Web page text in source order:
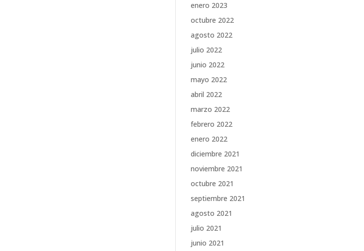
enero 2023
octubre 2022
agosto 2022
julio 2022
junio 2022
mayo 2022
abril 2022
marzo 2022
febrero 2022
enero 2022
diciembre 2021
noviembre 2021
octubre 2021
septiembre 2021
agosto 2021
julio 2021
junio 2021